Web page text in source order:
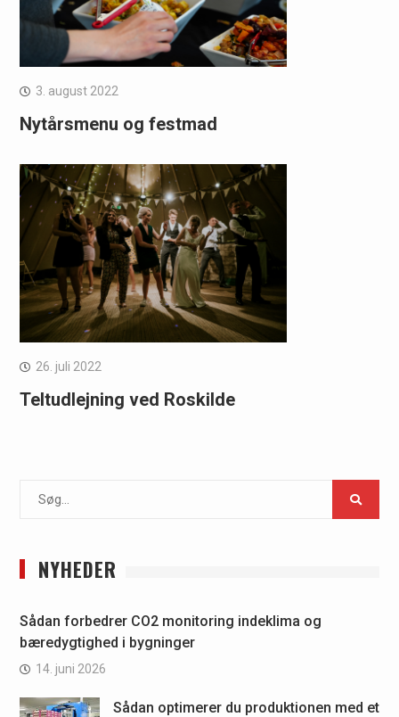
3. august 2022
Nytårsmenu og festmad
26. juli 2022
Teltudlejning ved Roskilde
NYHEDER
Sådan forbedrer CO2 monitoring indeklima og
bæredygtighed i bygninger
14. juni 2026
Sådan optimerer du produktionen med et